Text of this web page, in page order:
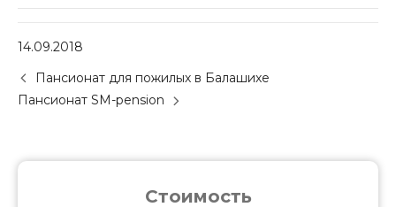
14.09.2018
Пансионат для пожилых в Балашихе
Пансионат SM-pension
Стоимость